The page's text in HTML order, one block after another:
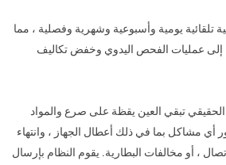
تلقائية يومية وأسبوعية وشهرية وفصلية ، مما
إلى عمليات الفحص اليدوي وخفض تكاليف
تبقي العين يقظة على صرع والمواد
أي مشاكل بما في ذلك أعطال الجهاز ، وانتهاء
، أو مخالفات البطارية. يقوم النظام بإرسال